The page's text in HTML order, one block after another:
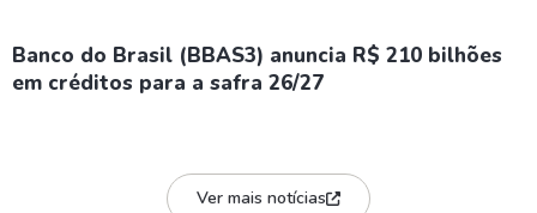
Banco do Brasil (BBAS3) anuncia R$ 210 bilhões
em créditos para a safra 26/27
Ver mais notícias